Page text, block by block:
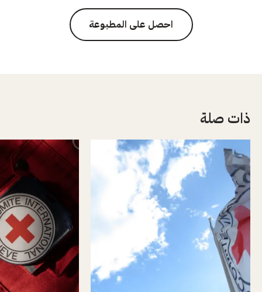
احصل على المطبوعة
ذات صلة